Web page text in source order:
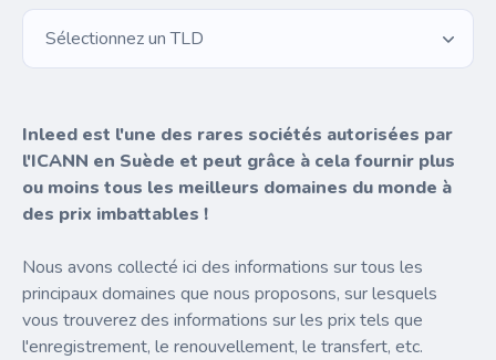
Sélectionnez un TLD
Inleed est l'une des rares sociétés autorisées par
l'ICANN en Suède et peut grâce à cela fournir plus
ou moins tous les meilleurs domaines du monde à
des prix imbattables !
Nous avons collecté ici des informations sur tous les
principaux domaines que nous proposons, sur lesquels
vous trouverez des informations sur les prix tels que
l'enregistrement, le renouvellement, le transfert, etc.